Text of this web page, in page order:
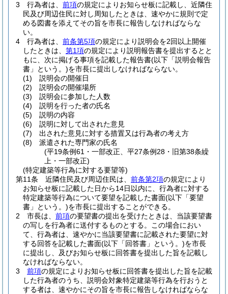
3
行為者は、 前項の規定によりお知らせ板に記載し、近隣住
民及び周辺住民に対し周知したときは、速やかに規則で定
める図書を添えてその旨を市長に報告しなければならな
い。
4
行為者は、 前条第5項の規定により説明会を2回以上開催
したときは、 第1項の規定により説明報告書を提出するとと
もに、次に掲げる事項を記載した報告書(以下「説明会報告
書」という。)を市長に提出しなければならない。
(1)
説明会の開催日
(2)
説明会の開催場所
(3)
説明会に参加した人数
(4)
説明を行った者の氏名
(5)
説明の内容
(6)
説明に対して出された意見
(7)
出された意見に対する措置又は行為者の考え方
(8)
派遣された専門家の氏名
(平19条例61・一部改正、平27条例28・旧第38条繰
上・一部改正)
(特定建築等行為に対する要望等)
第11条
近隣住民及び周辺住民は、 前条第2項の規定により
お知らせ板に記載した日から14日以内に、行為者に対する
特定建築等行為について要望を記載した書面(以下「要望
書」という。)を市長に提出することができる。
2
市長は、 前項の要望書の提出を受けたときは、当該要望書
の写しを行為者に送付するものとする。
この場合におい
て、行為者は、速やかに当該要望書に記載された要望に対
する回答を記載した書面(以下「回答書」という。)を市長
に提出し、及びお知らせ板に回答書を提出した旨を記載し
なければならない。
3
前項の規定によりお知らせ板に回答書を提出した旨を記載
した行為者のうち、説明会対象特定建築等行為を行おうと
する者は、速やかにその旨を市長に報告しなければならな